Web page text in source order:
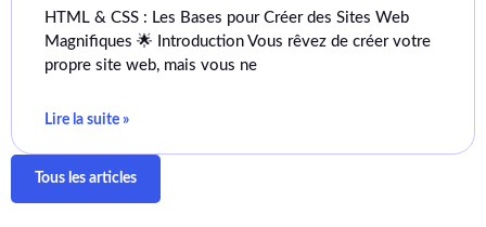
HTML & CSS : Les Bases pour Créer des Sites Web
Magnifiques 🌟 Introduction Vous rêvez de créer votre
propre site web, mais vous ne
Lire la suite »
Tous les articles